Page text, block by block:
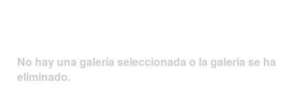
No hay una galería seleccionada o la galería se ha
eliminado.